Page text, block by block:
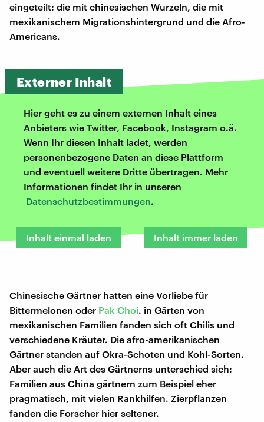
eingeteilt: die mit chinesischen Wurzeln, die mit
mexikanischem Migrationshintergrund und die Afro-
Americans.
Externer Inhalt
Hier geht es zu einem externen Inhalt eines
Anbieters wie Twitter, Facebook, Instagram o.ä.
Wenn Ihr diesen Inhalt ladet, werden
personenbezogene Daten an diese Plattform
und eventuell weitere Dritte übertragen. Mehr
Informationen findet Ihr in unseren
Datenschutzbestimmungen.
Inhalt einmal laden Inhalt immer laden
Chinesische Gärtner hatten eine Vorliebe für
Bittermelonen oder Pak Choi. in Gärten von
mexikanischen Familien fanden sich oft Chilis und
verschiedene Kräuter. Die afro-amerikanischen
Gärtner standen auf Okra-Schoten und Kohl-Sorten.
Aber auch die Art des Gärtnerns unterschied sich:
Familien aus China gärtnern zum Beispiel eher
pragmatisch, mit vielen Rankhilfen. Zierpflanzen
fanden die Forscher hier seltener.